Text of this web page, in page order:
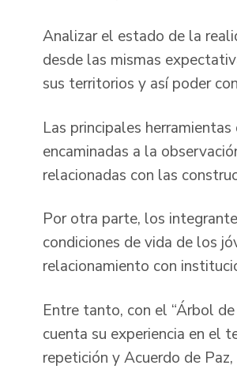
Analizar el estado de la
desde las mismas
sus territorios y así poder
Las principales
encaminadas a la
relacionadas con las
Por otra parte, los
condiciones de vida de los
relacionamiento con
Entre tanto, con el “Árbol
cuenta su experiencia en el
repetición y Acuerdo de